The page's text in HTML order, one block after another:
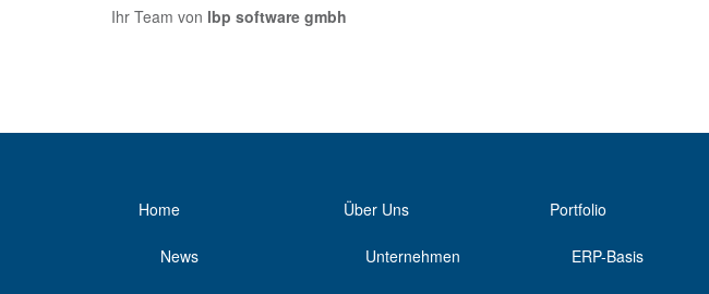
Ihr Team von lbp software gmbh
Home
News
Über Uns
Unternehmen
Portfolio
ERP-Basis